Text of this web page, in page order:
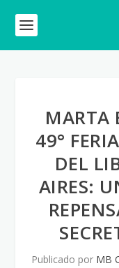
MARTA
49°
DEL
AIRES:
Publicado por MB